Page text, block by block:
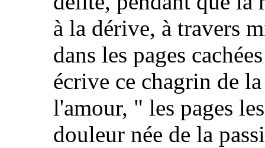
à la dérive, à travers
dans les pages
écrive ce chagrin de
l'amour, " les pages
douleur née de la